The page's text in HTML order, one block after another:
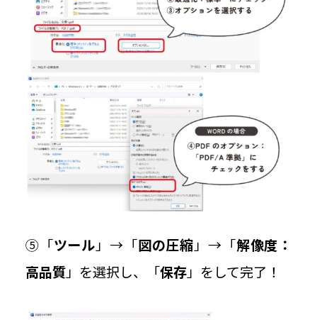
⑤「ツール」→「図の圧縮」→「解像度：
高品質」を選択し、「保存」をして完了！